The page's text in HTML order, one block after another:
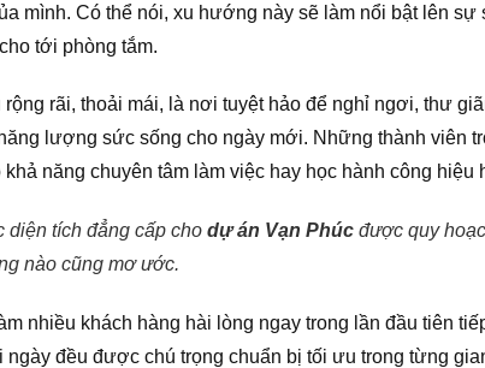
mình. Có thể nói, xu hướng này sẽ làm nổi bật lên sự
tới phòng tắm.
rãi, thoải mái, là nơi tuyệt hảo để nghỉ ngơi, thư
lượng sức sống cho ngày mới. Những thành viên
năng chuyên tâm làm việc hay học hành công hiệu
diện tích đẳng cấp cho dự án Vạn Phúc được quy
nào cũng mơ ước.
nhiều khách hàng hài lòng ngay trong lần đầu tiên
đều được chú trọng chuẩn bị tối ưu trong từng